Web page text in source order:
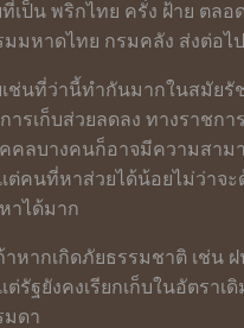
ที่เป็น พริกไทย ครั่ง ฝ้าย ตล
มหาดไทย กรมคลัง ส่งต่อไ
เช่นที่ว่านี้ทำกันมากในสมัย
ารเก็บส่วยลดลง ทางราชก
คลบางคนก็อาจมีความสาม
คนที่หาส่วยได้น้อยไม่ว่าจะ
าได้มาก
าหากเกิดภัยธรรมชาติ เช่น
ต่รัฐยังคงเรียกเก็บในอัตรา
มดา